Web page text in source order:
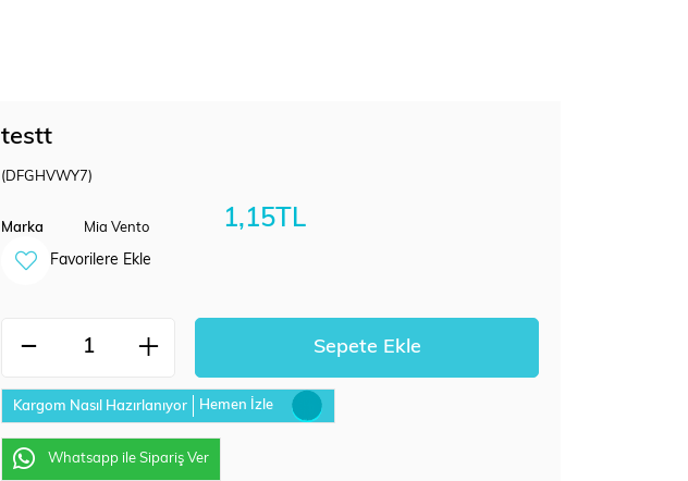
testt
(DFGHVWY7)
Marka Mia Vento 1,15TL
Favorilere Ekle
Kargom Nasıl Hazırlanıyor Hemen İzle
Whatsapp ile Sipariş Ver